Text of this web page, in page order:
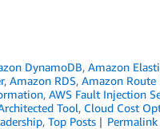
DynamoDB,Amazon
, Amazon RDS, Amazon Route
, AWS Fault Injection
Tool, Cloud Cost
, Top Posts Permalink